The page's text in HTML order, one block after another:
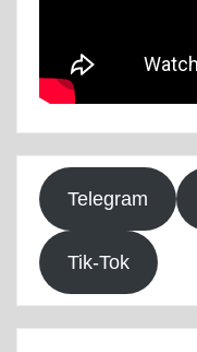
Telegram
Tik-Tok